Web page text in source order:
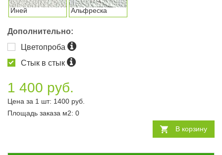
Иней Альфреска
Дополнительно:
Цветопроба
Стык в стык
1 400 руб.
Цена за 1 шт: 1400 руб.
Площадь заказа м2: 0
В корзину